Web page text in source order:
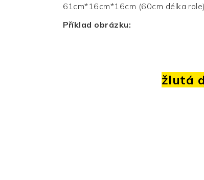
61cm*16cm*16cm (60cm délka
Příklad obrázku:
žlutá